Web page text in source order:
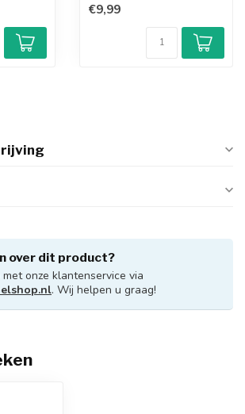
€9,99
over dit product?
onze klantenservice via
. Wij helpen u graag!